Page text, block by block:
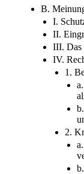
B.
I.
II.
III. Das
IV.
1.
2.